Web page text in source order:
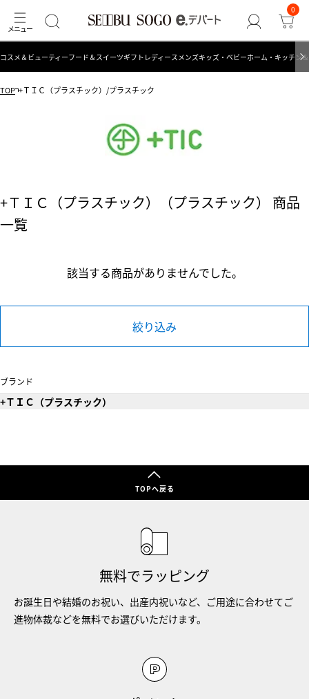
0
コスメ＆ビューティーフード＆スイーツギフト レディース メンズキッズ・ベビーホーム・キッチン
TOP +ＴＩＣ（プラスチック）/プラスチック
+ＴＩＣ（プラスチック）（プラスチック） 商品
一覧
該当する商品がありませんでした。
絞り込み
ブランド
+ＴＩＣ（プラスチック）
TOPへ戻る
無料でラッピング
お誕生日や結婚のお祝い、出産内祝いなど、ご用途に合わせてご
進物体裁などを無料でお選びいただけます。